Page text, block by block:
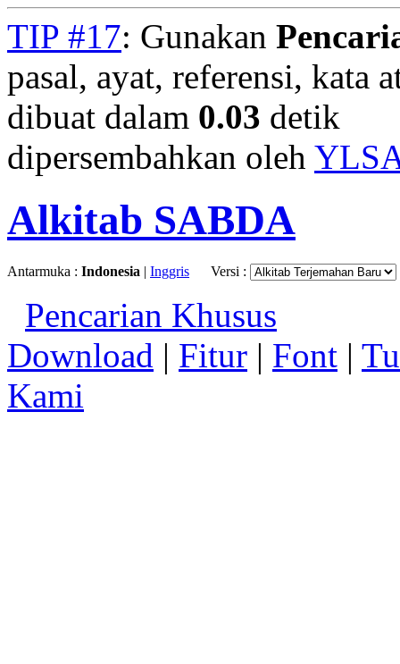
TIP #17: Gunakan
pasal, ayat, referensi, kata
dibuat dalam 0.03 detik
dipersembahkan oleh
Alkitab SABDA
Antarmuka : Indonesia | Inggris Versi :
Pencarian Khusus
Download | Fitur | Font |
Kami